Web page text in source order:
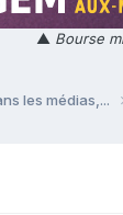
▲ Bourse
les médias,...